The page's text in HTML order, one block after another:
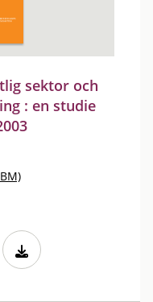
sektor och
: en studie